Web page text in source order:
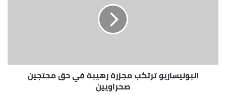
البوليساريو ترتكب مجزرة رهيبة في حق محتجين
صحراويين